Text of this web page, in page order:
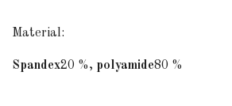
Material:
Spandex20 %, polyamide80 %